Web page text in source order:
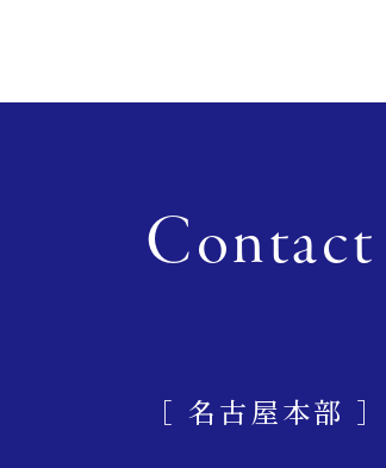
Contact
［ 名古屋本部 ］